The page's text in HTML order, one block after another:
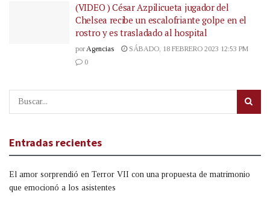
(VIDEO ) César Azpilicueta jugador del
Chelsea recibe un escalofriante golpe en el
rostro y es trasladado al hospital
por Agencias
SÁBADO, 18 FEBRERO 2023 12:53 PM
0
Entradas recientes
El amor sorprendió en Terror VII con una propuesta de matrimonio
que emocionó a los asistentes